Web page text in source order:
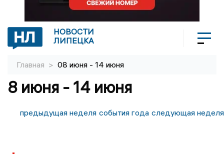
НОВОСТИ
ЛИПЕЦКА
Главная > 08 июня - 14 июня
8 июня - 14 июня
предыдущая неделя события года следующая неделя